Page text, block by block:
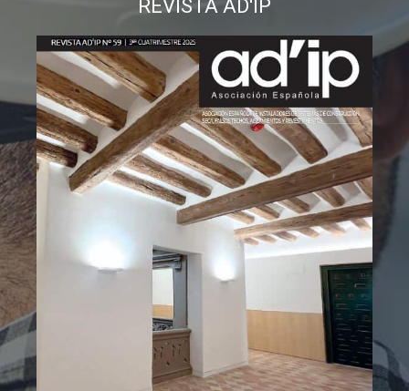
REVISTA AD'IP